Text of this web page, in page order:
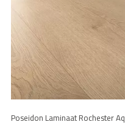
Poseidon Laminaat Rochester